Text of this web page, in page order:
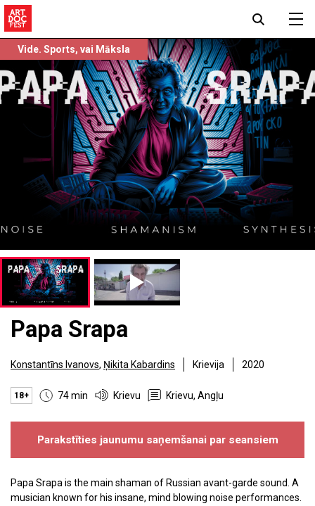
Vide. Sports, vai Māksla
Papa Srapa
Konstantīns Ivanovs, Ņikita Kabardins Krievija 2020
18+ 74 min Krievu Krievu, Angļu
Parakstīties jaunumu saņemšanai par seansiem
Papa Srapa is the main shaman of Russian avant-garde sound. A
musician known for his insane, mind blowing noise performances.